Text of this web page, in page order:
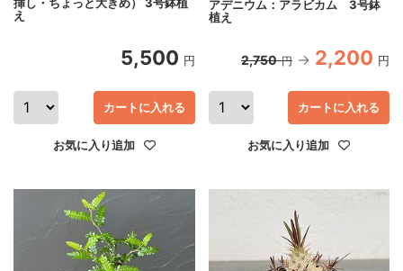
え
5,500 円
カートに入れる
お気に入り追加
アデニウム：アラビカム 3号鉢
植え
2,750 円 2,200 円
カートに入れる
お気に入り追加